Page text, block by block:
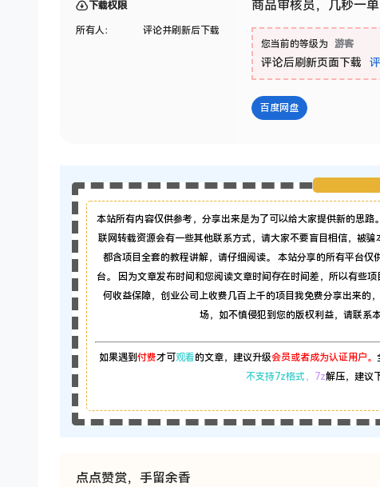
下载权限
所有人： 评论并刷新后下载
商品审核员，几秒一
您当前的等级为 游客
评论后刷新页面下载
百度网盘
本站所有内容仅供参考，分享出来是为了可以给大家提供新的思
联网转载资源会有一些其他联系方式，请大家不要盲目相信，被
都含项目全套的教程讲解，请仔细阅读。 本站分享的所有平台
台。 因为文章发布时间和您阅读文章时间存在时间差，所以有些
何收益保障，创业公司上收费几百上千的项目我免费分享出来的
场，如不慎侵犯到您的版权利益，请联系
如果遇到 付费才可观看的文章，建议升级会员或者成为认证用户。
不支持7z格式 ，7z解压，建议
点点赞赏，手留余香